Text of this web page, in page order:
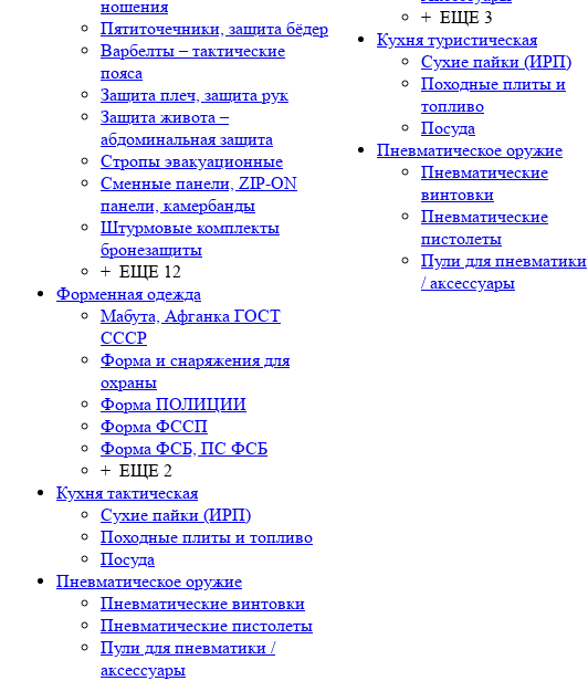
ношения
Пятиточечники, защита бёдер
Варбелты – тактические
пояса
Защита плеч, защита рук
Защита живота –
абдоминальная защита
Стропы эвакуационные
Сменные панели, ZIP-ON
панели, камербанды
Штурмовые комплекты
бронезащиты
+ ЕЩЕ 12
Форменная одежда
Мабута, Афганка ГОСТ
СССР
Форма и снаряжения для
охраны
Форма ПОЛИЦИИ
Форма ФССП
Форма ФСБ, ПС ФСБ
+ ЕЩЕ 2
Кухня тактическая
Сухие пайки (ИРП)
Походные плиты и топливо
Посуда
Пневматическое оружие
Пневматические винтовки
Пневматические пистолеты
Пули для пневматики /
аксессуары
+ ЕЩЕ 3
Кухня туристическая
Сухие пайки (ИРП)
Походные плиты и
топливо
Посуда
Пневматическое оружие
Пневматические
винтовки
Пневматические
пистолеты
Пули для пневматики
/ аксессуары